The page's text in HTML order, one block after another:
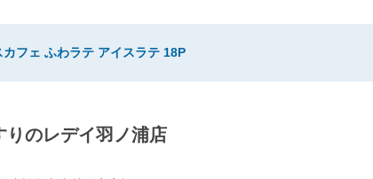
カフェ ふわラテ アイスラテ 18P
りのレデイ羽ノ浦店